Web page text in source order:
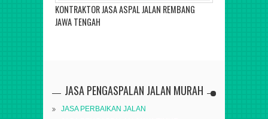
KONTRAKTOR JASA ASPAL JALAN REMBANG
JAWA TENGAH
JASA PENGASPALAN JALAN MURAH
JASA PERBAIKAN JALAN